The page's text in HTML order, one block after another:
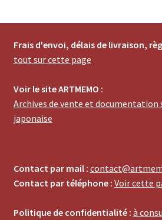
Frais d'envoi, délais de livraison,
tout sur cette page
Voir le site ARTMEMO :
Archives de vente et documentation
japonaise
Contact par mail :
Contact par téléphone : Voir cette
Politique de confidentialité : à